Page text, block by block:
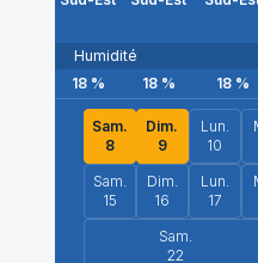
Humidité
18% 18% 18%
Sam.
8
Dim.
9
Lun.
10
Sam.
15
Dim.
16
Lun.
17
Sam.
22